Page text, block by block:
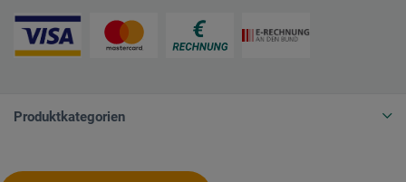
Produktkategorien